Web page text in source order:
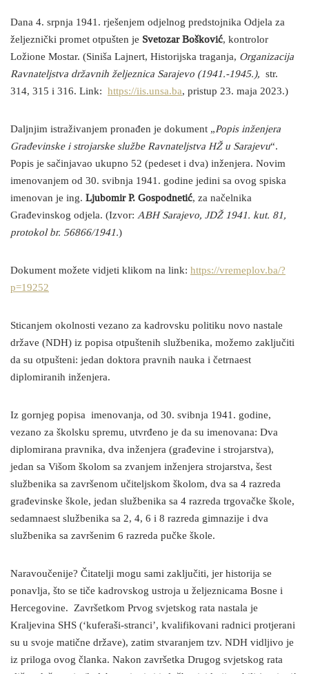
Dana 4. srpnja 1941. rješenjem odjelnog predstojnika Odjela za
željeznički promet otpušten je Svetozar Bošković, kontrolor
Ložione Mostar. (Siniša Lajnert, Historijska traganja, Organizacija
Ravnateljstva državnih željeznica Sarajevo (1941.-1945.), str.
314, 315 i 316. Link: https://iis.unsa.ba, pristup 23. maja 2023.)
Daljnjim istraživanjem pronađen je dokument „Popis inženjera
Građevinske i strojarske službe Ravnateljstva HŽ u Sarajevu“.
Popis je sačinjavao ukupno 52 (pedeset i dva) inženjera. Novim
imenovanjem od 30. svibnja 1941. godine jedini sa ovog spiska
imenovan je ing. Ljubomir P. Gospodnetić, za načelnika
Građevinskog odjela. (Izvor: ABH Sarajevo, JDŽ 1941. kut. 81,
protokol br. 56866/1941.)
Dokument možete vidjeti klikom na link: https://vremeplov.ba/?
p=19252
Sticanjem okolnosti vezano za kadrovsku politiku novo nastale
države (NDH) iz popisa otpuštenih službenika, možemo zaključiti
da su otpušteni: jedan doktora pravnih nauka i četrnaest
diplomiranih inženjera.
Iz gornjeg popisa imenovanja, od 30. svibnja 1941. godine,
vezano za školsku spremu, utvrđeno je da su imenovana: Dva
diplomirana pravnika, dva inženjera (građevine i strojarstva),
jedan sa Višom školom sa zvanjem inženjera strojarstva, šest
službenika sa završenom učiteljskom školom, dva sa 4 razreda
građevinske škole, jedan službenika sa 4 razreda trgovačke škole,
sedamnaest službenika sa 2, 4, 6 i 8 razreda gimnazije i dva
službenika sa završenim 6 razreda pučke škole.
Naravoučenije? Čitatelji mogu sami zaključiti, jer historija se
ponavlja, što se tiče kadrovskog ustroja u željeznicama Bosne i
Hercegovine. Završetkom Prvog svjetskog rata nastala je
Kraljevina SHS (‘kuferaši-stranci’, kvalifikovani radnici protjerani
su u svoje matične države), zatim stvaranjem tzv. NDH vidljivo je
iz priloga ovog članka. Nakon završetka Drugog svjetskog rata